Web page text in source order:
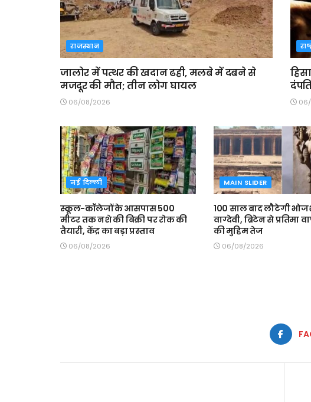
राजस्थान
जालोर में पत्थर की खदान ढही, मलबे में दबने से
मजदूर की मौत; तीन लोग घायल
06/08/2026
नई दिल्ली
स्कूल-कॉलेजों के आसपास 500
मीटर तक नशे की बिक्री पर रोक की
तैयारी, केंद्र का बड़ा प्रस्ताव
06/08/2026
MAIN SLIDER
100 साल बाद लौटेगी
वाग्देवी, ब्रिटेन से प्रतिमा
की मुहिम तेज
06/08/2026